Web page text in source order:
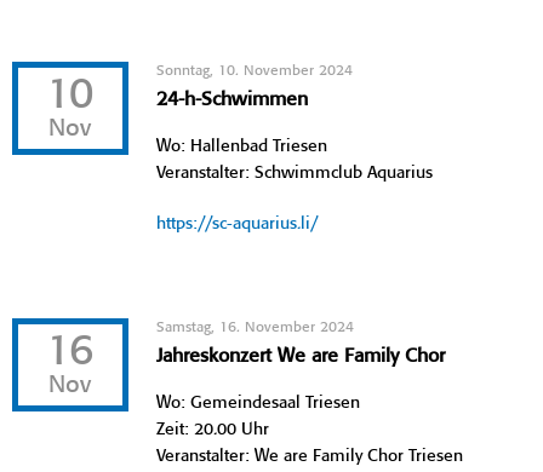
10
Nov
Sonntag, 10. November 2024
24-h-Schwimmen
Wo: Hallenbad Triesen
Veranstalter: Schwimmclub Aquarius
https://sc-aquarius.li/
16
Nov
Samstag, 16. November 2024
Jahreskonzert We are Family Chor
Wo: Gemeindesaal Triesen
Zeit: 20.00 Uhr
Veranstalter: We are Family Chor Triesen